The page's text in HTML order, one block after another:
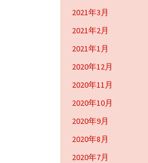
2021年3月
2021年2月
2021年1月
2020年12月
2020年11月
2020年10月
2020年9月
2020年8月
2020年7月